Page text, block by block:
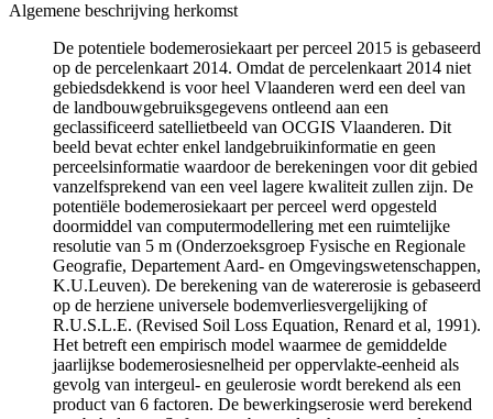
Algemene beschrijving herkomst
De potentiele bodemerosiekaart per perceel 2015 is gebaseerd
op de percelenkaart 2014. Omdat de percelenkaart 2014 niet
gebiedsdekkend is voor heel Vlaanderen werd een deel van
de landbouwgebruiksgegevens ontleend aan een
geclassificeerd satellietbeeld van OCGIS Vlaanderen. Dit
beeld bevat echter enkel landgebruikinformatie en geen
perceelsinformatie waardoor de berekeningen voor dit gebied
vanzelfsprekend van een veel lagere kwaliteit zullen zijn. De
potentiële bodemerosiekaart per perceel werd opgesteld
doormiddel van computermodellering met een ruimtelijke
resolutie van 5 m (Onderzoeksgroep Fysische en Regionale
Geografie, Departement Aard- en Omgevingswetenschappen,
K.U.Leuven). De berekening van de watererosie is gebaseerd
op de herziene universele bodemverliesvergelijking of
R.U.S.L.E. (Revised Soil Loss Equation, Renard et al, 1991).
Het betreft een empirisch model waarmee de gemiddelde
jaarlijkse bodemerosiesnelheid per oppervlakte-eenheid als
gevolg van intergeul- en geulerosie wordt berekend als een
product van 6 factoren. De bewerkingserosie werd berekend